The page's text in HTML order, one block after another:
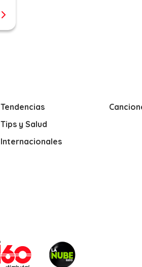
Tendencias
Tips y Salud
Internacionales